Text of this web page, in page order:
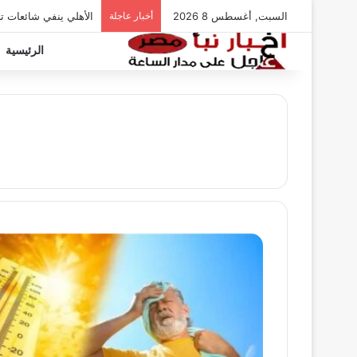
السبت, أغسطس 8 2026 أخبار عاجلة الأهلي ينفي
الرئيسية